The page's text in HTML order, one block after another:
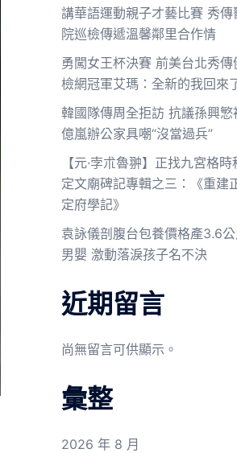
講華語運動親子才藝比賽 秀傳
院巡檢傳遞溫馨鄰里合作情
勇闖女王杯決賽 前美台北秀傳
檢網冠軍艾瑪：全新的我回來
韓國隊傳周全拒訪 抗議孫興慜
億嵐辦公家具嘲“沒當過兵”
【元·孛朮魯翀】正找九宮格時
定文廟碑記專輯之三：《重建
定府學記》
袁詠儀剖腹台包養價格產3.6
男嬰 激動落淚孩子名不決
近期留言
尚無留言可供顯示。
彙整
2026 年 8 月